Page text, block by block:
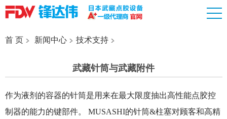
首 页 新闻中心 技术支持
武藏针筒与武藏附件
作为液剂的容器的针筒是用来在最大限度抽出高性能点胶控
制器的能力的键部件。 MUSASHI的针筒&柱塞对顾客和高精